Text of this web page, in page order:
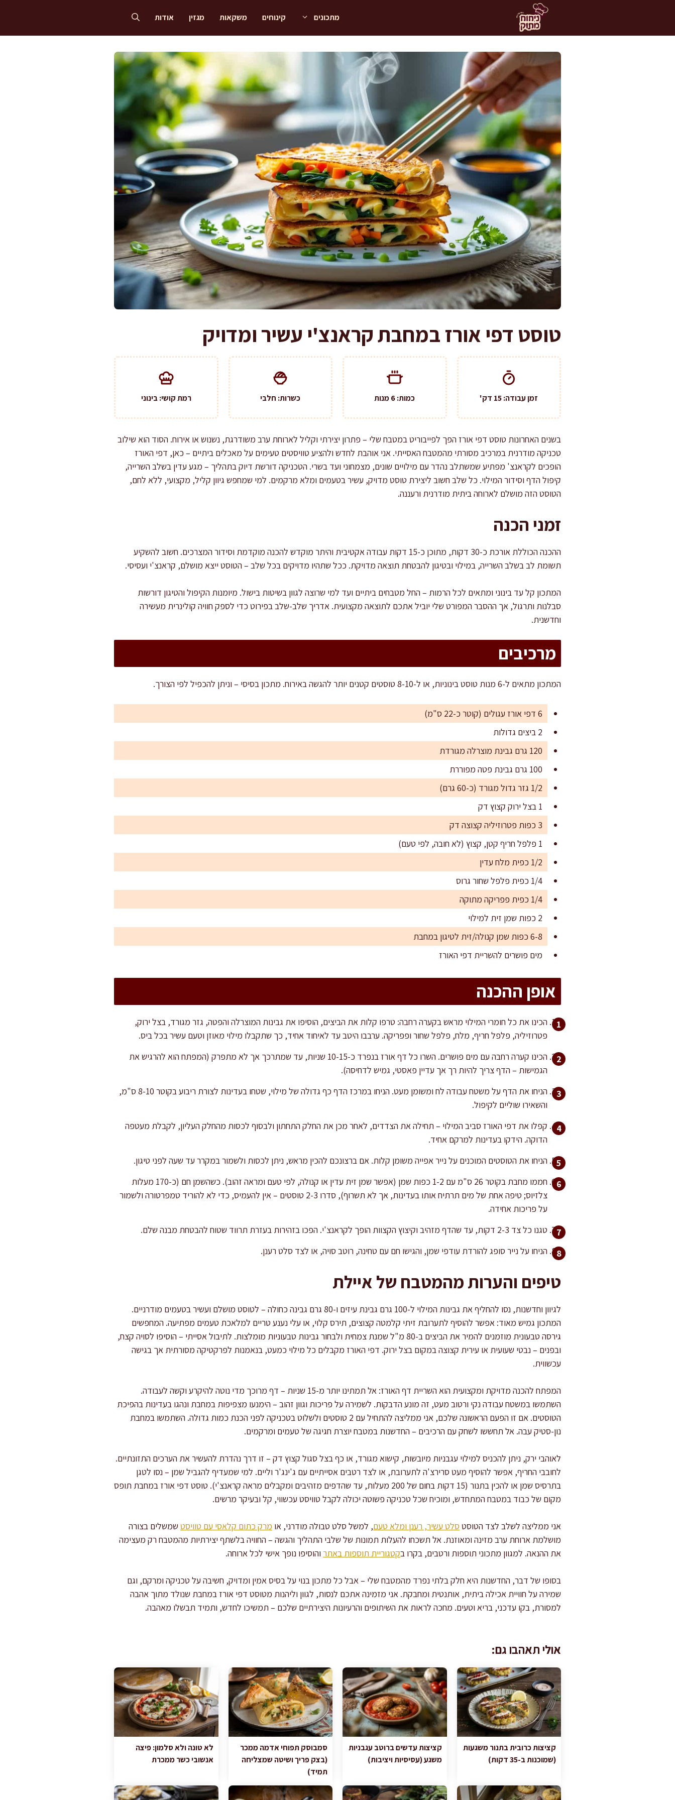
מתכונים קינוחים משקאות מגזין אודות
טוסט דפי אורז במחבת קראנצ'י עשיר ומדויק
זמן עבודה: 15 דק' כמות: 6 מנות כשרות: חלבי רמת קושי: בינוני
בשנים האחרונות טוסט דפי אורז הפך לפייבוריט במטבח שלי – פתרון יצירתי וקליל לארוחת ערב משודרגת, נשנוש או אירוח. הסוד הוא שילוב
טכניקה מודרנית במרכיב מסורתי מהמטבח האסייתי. אני אוהבת לחדש ולהציע טוויסטים טעימים על מאכלים ביתיים – כאן, דפי האורז
הופכים לקראנצ' מפתיע שמשתלב נהדר עם מילויים שונים, מצמחוני ועד בשרי. הטכניקה דורשת דיוק בתהליך – מגע עדין בשלב השרייה,
קיפול הדף וסידור המילוי. כל שלב חשוב ליצירת טוסט מדויק, עשיר בטעמים ומלא מרקמים. למי שמחפש גיוון קליל, מקצועי, ללא לחם,
הטוסט הזה מושלם לארוחה ביתית מודרנית ורעננה.
זמני הכנה
ההכנה הכוללת אורכת כ-30 דקות, מתוכן כ-15 דקות עבודה אקטיבית והיתר מוקדש להכנה מוקדמת וסידור המצרכים. חשוב להשקיע
תשומת לב בשלב השרייה, במילוי ובטיגון להבטחת תוצאה מדויקת. ככל שתהיו מדויקים בכל שלב – הטוסט ייצא מושלם, קראנצ'י ועסיסי.
המתכון קל עד בינוני ומתאים לכל הרמות – החל מטבחים ביתיים ועד למי שרוצה לגוון בשיטות בישול. מיומנות הקיפול והטיגון דורשות
סבלנות ותרגול, אך ההסבר המפורט שלי יוביל אתכם לתוצאה מקצועית. אדריך שלב-שלב בפירוט כדי לספק חוויה קולינרית מעשירה
וחדשנית.
מרכיבים
המתכון מתאים ל-6 מנות טוסט בינוניות, או ל-8-10 טוסטים קטנים יותר להגשה באירוח. מתכון בסיסי – וניתן להכפיל לפי הצורך.
6 דפי אורז עגולים (קוטר כ-22 ס"מ)
2 ביצים גדולות
120 גרם גבינת מוצרלה מגורדת
100 גרם גבינת פטה מפוררת
1/2 גזר גדול מגורד (כ-60 גרם)
1 בצל ירוק קצוץ דק
3 כפות פטרוזיליה קצוצה דק
1 פלפל חריף קטן, קצוץ (לא חובה, לפי טעם)
1/2 כפית מלח עדין
1/4 כפית פלפל שחור גרוס
1/4 כפית פפריקה מתוקה
2 כפות שמן זית למילוי
6-8 כפות שמן קנולה/זית לטיגון במחבת
מים פושרים להשריית דפי האורז
אופן ההכנה
הכינו את כל חומרי המילוי מראש בקערה רחבה: טרפו קלות את הביצים, הוסיפו את גבינות המוצרלה והפטה, גזר מגורד, בצל ירוק,
פטרוזיליה, פלפל חריף, מלח, פלפל שחור ופפריקה. ערבבו היטב עד לאיחוד אחיד, כך שתקבלו מילוי מאוזן וטעם עשיר בכל ביס.
הכינו קערה רחבה עם מים פושרים. השרו כל דף אורז בנפרד כ-10-15 שניות, עד שמתרכך אך לא מתפרק (המפתח הוא להרגיש את
הגמישות – הדף צריך להיות רך אך עדיין פאסטי, גמיש לדחיסה).
הניחו את הדף על משטח עבודה לח ומשומן מעט. הניחו במרכז הדף כף גדולה של מילוי, שטחו בעדינות לצורת ריבוע בקוטר 8-10 ס"מ,
והשאירו שוליים לקיפול.
קפלו את דפי האורז סביב המילוי – תחילה את הצדדים, לאחר מכן את החלק התחתון ולבסוף לכסות מהחלק העליון, לקבלת מעטפה
הדוקה. הידקו בעדינות למרקם אחיד.
הניחו את הטוסטים המוכנים על נייר אפייה משומן קלות. אם ברצונכם להכין מראש, ניתן לכסות ולשמור במקרר עד שעה לפני טיגון.
חממו מחבת בקוטר 26 ס"מ עם 1-2 כפות שמן (אפשר שמן זית עדין או קנולה, לפי טעם ומראה זהוב). כשהשמן חם (כ-170 מעלות
צלזיוס; טיפה אחת של מים תרתיח אותו בעדינות, אך לא תשרוף), סדרו 2-3 טוסטים – אין להעמיס, כדי לא להוריד טמפרטורה ולשמור
על פריכות אחידה.
טגנו כל צד 2-3 דקות, עד שהדף מזהיב וקיצוץ הקצוות הופך לקראנצ'י. הפכו בזהירות בעזרת תרווד שטוח להבטחת מבנה שלם.
הניחו על נייר סופג להורדת עודפי שמן, והגישו חם עם טחינה, רוטב סויה, או לצד סלט רענן.
טיפים והערות מהמטבח של איילת
לגיוון וחדשנות, נסו להחליף את גבינות המילוי ל-100 גרם גבינת עיזים ו-80 גרם גבינה כחולה – לטוסט מושלם ועשיר בטעמים מודרניים.
המתכון גמיש מאוד: אפשר להוסיף לתערובת זיתי קלמטה קצוצים, תירס קלוי, או עלי נענע טריים למלאכת טעמים מפתיעה. המחפשים
גירסה טבעונית מוזמנים להמיר את הביצים ב-80 מ"ל שמנת צמחית ולבחור גבינות טבעוניות מומלצות. לתיבול אסייתי – הוסיפו לסויה קצח,
ובפנים – נבטי שעועית או עירית קצוצה במקום בצל ירוק. דפי האורז מקבלים כל מילוי כמעט, בנאמנות לפרקטיקה מסורתית אך בגישה
עכשווית.
המפתח להכנה מדויקת ומקצועית הוא השריית דף האורז: אל תמתינו יותר מ-15 שניות – דף מרוכך מדי נוטה להיקרע וקשה לעבודה.
השתמשו במשטח עבודה נקי ורטוב מעט, זה מונע הדבקות. לשמירה על פריכות וגוון זהוב – הימנעו מצפיפות במחבת ונהגו בעדינות בהפיכת
הטוסטים. אם זו הפעם הראשונה שלכם, אני ממליצה להתחיל עם 2 טוסטים ולשלוט בטכניקה לפני הכנת כמות גדולה. השתמשו במחבת
נון-סטיק עבה. אל תחששו לשחק עם הרכיבים – החדשנות במטבח יוצרת חגיגה של טעמים ומרקמים.
לאוהבי ירק, ניתן להכניס למילוי עגבניות מיובשות, קישוא מגורד, או כף בצל סגול קצוץ דק – זו דרך נהדרת להעשיר את הערכים התזונתיים.
לחובבי החריף, אפשר להוסיף מעט סרירצ'ה לתערובת, או לצד רטבים אסייתיים עם ג'ינג'ר וליים. למי שמעדיף להגביל שמן – נסו לטגן
בתרסיס שמן או להכין בתנור (15 דקות בחום של 200 מעלות, עד שהדפים מזהיבים ומקבלים מראה קראנצ'י). טוסט דפי אורז במחבת תופס
מקום של כבוד במטבח המתחדש, ומוכיח שכל טכניקה פשוטה יכולה לקבל טוויסט עכשווי, קל ובעיקר מרשים.
אני ממליצה לשלב לצד הטוסט סלט עשיר, רענן ומלא טעם, למשל סלט טבולה מודרני, או מרק כתום קלאסי עם טוויסט שמשלים בצורה
מושלמת ארוחת ערב מזינה ומאוזנת. אל תשכחו להעלות תמונות של שלבי התהליך והגשה – החוויה בלשתף יצירתיות מהמטבח רק מעצימה
את ההנאה. למגוון מתכוני תוספות ורטבים, בקרו בקטגוריית תוספות באתרוהוסיפו נופך אישי לכל ארוחה.
בסופו של דבר, החדשנות היא חלק בלתי נפרד מהמטבח שלי – אבל כל מתכון בנוי על בסיס אמין ומדויק, חשיבה על טכניקה ומרקם, וגם
שמירה על חוויית אכילה ביתית, אותנטית ומחבקת. אני מזמינה אתכם לנסות, לגוון וליהנות מטוסט דפי אורז במחבת שנולד מתוך אהבה
למסורת, בקו עדכני, בריא וטעים. מחכה לראות את השיתופים והרעיונות היצירתיים שלכם – תמשיכו לחדש, ותמיד תבשלו מאהבה.
אולי תאהבו גם:
קציצות כרובית בתנור משגעות
(שמוכנות ב-35 דקות)
קציצות עדשים ברוטב עגבניות
משגע (עסיסיות ויציבות)
סמבוסק תפוחי אדמה ממכר
(בצק פריך ושיטה שמצליחה
תמיד)
לא טונה ולא סלמון: פיצה
אנשובי כשר ממכרת